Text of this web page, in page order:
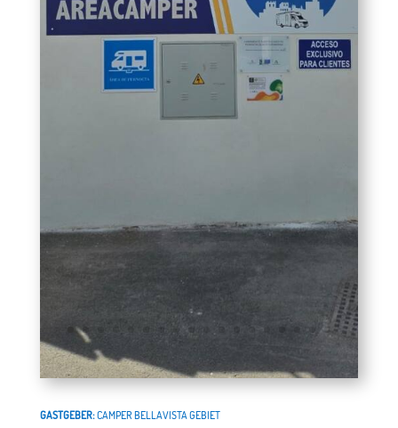
GASTGEBER:CAMPER BELLAVISTA GEBIET